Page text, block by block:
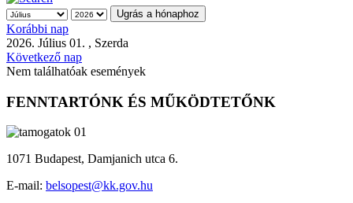
Ugrás a hónaphoz
Korábbi nap
2026. Július 01. , Szerda
Következő nap
Nem találhatóak események
FENNTARTÓNK ÉS MŰKÖDTETŐNK
1071 Budapest, Damjanich utca 6.
E-mail: belsopest@kk.gov.hu